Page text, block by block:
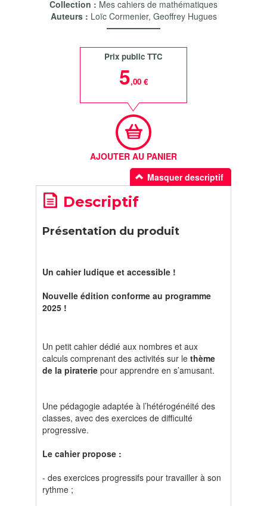
Collection : Mes cahiers de mathématiques
Auteurs : Loïc Cormenier, Geoffrey Hugues
Prix public TTC
5,00 €
AJOUTER AU PANIER
Masquer descriptif
Descriptif
Présentation du produit
Un cahier ludique et accessible !
Nouvelle édition conforme au programme
2025 !
Un petit cahier dédié aux nombres et aux
calculs comprenant des activités sur le thème
de la piraterie pour apprendre en s’amusant.
Une pédagogie adaptée à l’hétérogénéité des
classes, avec des exercices de difficulté
progressive.
Le cahier propose :
- des exercices progressifs pour travailler à son
rythme ;